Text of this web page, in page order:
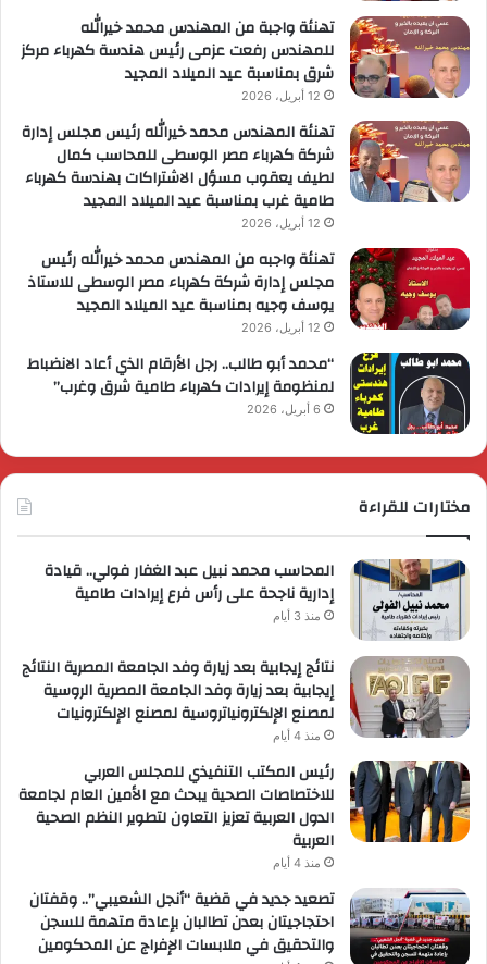
تهنئة واجبة من المهندس محمد خيرالله
للمهندس رفعت عزمى رئيس هندسة كهرباء مركز
شرق بمناسبة عيد الميلاد المجيد
12 أبريل، 2026
تهنئة المهندس محمد خيرالله رئيس مجلس إدارة
شركة كهرباء مصر الوسطى للمحاسب كمال
لطيف يعقوب مسؤل الاشتراكات بهندسة كهرباء
طامية غرب بمناسبة عيد الميلاد المجيد
12 أبريل، 2026
تهنئة واجبه من المهندس محمد خيرالله رئيس
مجلس إدارة شركة كهرباء مصر الوسطى للاستاذ
يوسف وجيه بمناسبة عيد الميلاد المجيد
12 أبريل، 2026
“محمد أبو طالب.. رجل الأرقام الذي أعاد الانضباط
لمنظومة إيرادات كهرباء طامية شرق وغرب”
6 أبريل، 2026
مختارات للقراءة
المحاسب محمد نبيل عبد الغفار فولي.. قيادة
إدارية ناجحة على رأس فرع إيرادات طامية
منذ 3 أيام
نتائج إيجابية بعد زيارة وفد الجامعة المصرية النتائج
إيجابية بعد زيارة وفد الجامعة المصرية الروسية
لمصنع الإلكترونياتروسية لمصنع الإلكترونيات
منذ 4 أيام
رئيس المكتب التنفيذي للمجلس العربي
للاختصاصات الصحية يبحث مع الأمين العام لجامعة
الدول العربية تعزيز التعاون لتطوير النظم الصحية
العربية
منذ 4 أيام
تصعيد جديد في قضية “أنجل الشعيبي”.. وقفتان
احتجاجيتان بعدن تطالبان بإعادة متهمة للسجن
والتحقيق في ملابسات الإفراج عن المحكومين